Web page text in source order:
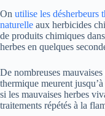
On utilise les désherbeurs
naturelle aux herbicides
de produits chimiques
herbes en quelques
De nombreuses
thermique meurent
si les mauvaises herbes
traitements répétés à la